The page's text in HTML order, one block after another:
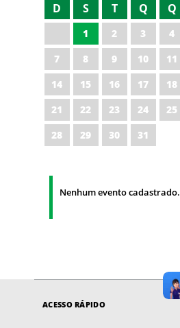
D S T Q Q
1 2 3 4
7
8 9 10 11
14
15 16 17 18
21
22 23 24 25
28
29 30 31
Nenhum evento cadastrado.
ACESSO RÁPIDO